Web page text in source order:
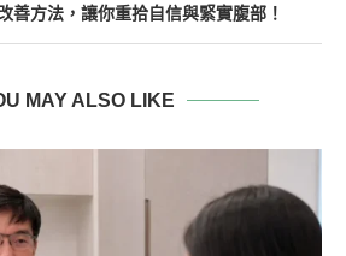
善方法，讓你重拾自信與緊實腹部！
MAY ALSO LIKE